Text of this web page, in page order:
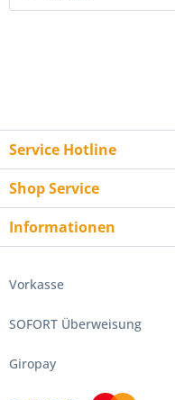
Service Hotline
Shop Service
Informationen
Vorkasse
SOFORT Überweisung
Giropay